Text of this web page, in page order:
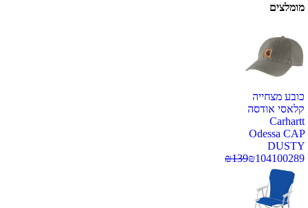
מומלצים
כובע מצחייה
קלאסי אודסה
Carhartt
Odessa CAP
DUSTY
100289
₪104
₪139